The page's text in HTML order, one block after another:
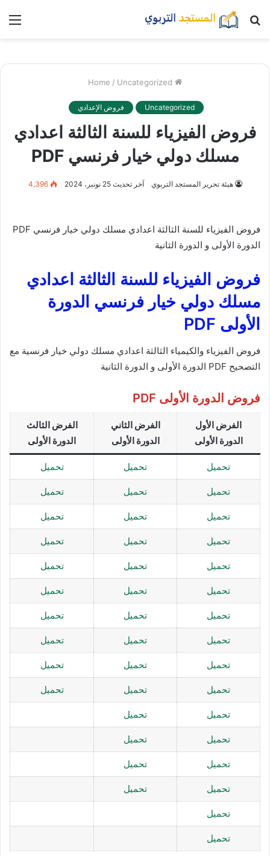
بحث
/ Uncategorized
Uncategorized فروض الإعدادي
فروض الفيزياء للسنة الثالثة اعدادي
مسلك دولي خيار فرنسي PDF
هيئة تحرير المستجد التربوي آخر تحديث 25 نونبر، 2024 4,396
فروض الفيزياء للسنة الثالثة اعدادي مسلك دولي خيار فرنسي PDF
الدورة الأولى و الدورة الثانية
فروض الفيزياء للسنة الثالثة اعدادي
مسلك دولي خيار فرنسي الدورة
الأولى PDF
فروض الفيزياء والكيمياء الثالثة اعدادي مسلك دولي خيار فرنسية مع
التصحيح PDF الدورة الأولى و الدورة الثانية
فروض الدورة الأولى PDF
الفرض الأول
الدورة الأولى
الفرض الثاني
الدورة الأولى
الفرض الثالث
الدورة الأولى
تحميل تحميل تحميل
تحميل تحميل تحميل
تحميل تحميل تحميل
تحميل تحميل تحميل
تحميل تحميل تحميل
تحميل تحميل تحميل
تحميل تحميل تحميل
تحميل تحميل تحميل
تحميل تحميل تحميل
تحميل تحميل تحميل
تحميل تحميل
تحميل تحميل
تحميل تحميل
تحميل تحميل
تحميل
تحميل